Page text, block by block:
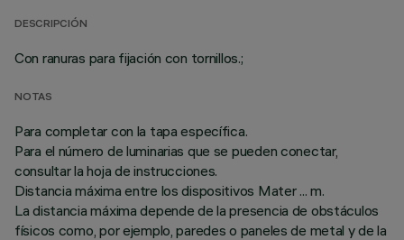
DESCRIPCIÓN
Con ranuras para fijación con tornillos.;
NOTAS
Para completar con la tapa específica.
Para el número de luminarias que se pueden conectar,
consultar la hoja de instrucciones.
Distancia máxima entre los dispositivos Mater ... m.
La distancia máxima depende de la presencia de obstáculos
físicos como, por ejemplo, paredes o paneles de metal y de la